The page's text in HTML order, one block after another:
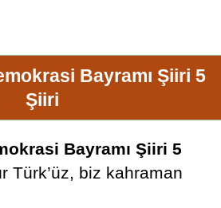
Bayramı Şiiri 5
Şiiri
Bayramı Şiiri 5
Türk’üz, biz kahraman